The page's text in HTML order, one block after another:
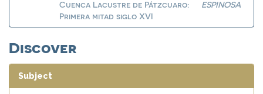
Cuenca Lacustre de Pátzcuaro:
Primera mitad siglo XVI
ESPINOSA
Discover
Subject